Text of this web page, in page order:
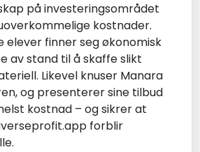
på investeringsområdet
kostnader.
elever finner seg økonomisk
av stand til å skaffe slikt
Likevel knuser Manara
og presenterer sine tilbud
kostnad – og sikrer at
forblir